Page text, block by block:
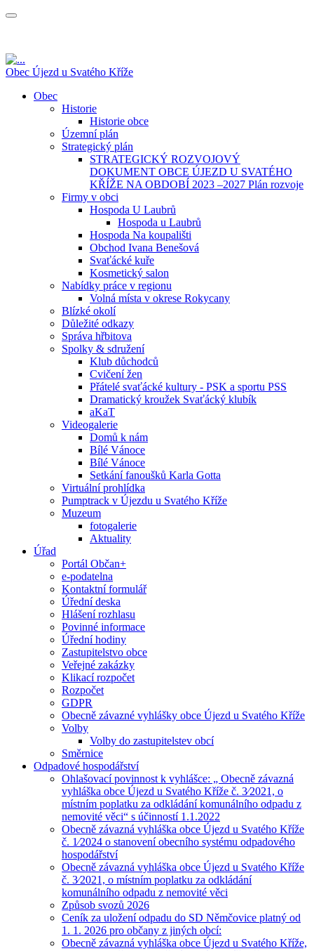
Obec Újezd u Svatého Kříže
Obec
Historie
Historie obce
Územní plán
Strategický plán
STRATEGICKÝ ROZVOJOVÝ
DOKUMENT OBCE ÚJEZD U SVATÉHO
KŘÍŽE NA OBDOBÍ 2023 –2027 Plán rozvoje
Firmy v obci
Hospoda U Laubrů
Hospoda u Laubrů
Hospoda Na koupališti
Obchod Ivana Benešová
Svaťácké kuře
Kosmetický salon
Nabídky práce v regionu
Volná místa v okrese Rokycany
Blízké okolí
Důležité odkazy
Správa hřbitova
Spolky & sdružení
Klub důchodců
Cvičení žen
Přátelé svaťácké kultury - PSK a sportu PSS
Dramatický kroužek Svaťácký klubík
aKaT
Videogalerie
Domů k nám
Bílé Vánoce
Bílé Vánoce
Setkání fanoušků Karla Gotta
Virtuální prohlídka
Pumptrack v Újezdu u Svatého Kříže
Muzeum
fotogalerie
Aktuality
Úřad
Portál Občan+
e-podatelna
Kontaktní formulář
Úřední deska
Hlášení rozhlasu
Povinné informace
Úřední hodiny
Zastupitelstvo obce
Veřejné zakázky
Klikací rozpočet
Rozpočet
GDPR
Obecně závazné vyhlášky obce Újezd u Svatého Kříže
Volby
Volby do zastupitelstev obcí
Směrnice
Odpadové hospodářství
Ohlašovací povinnost k vyhlášce: „ Obecně závazná
vyhláška obce Újezd u Svatého Kříže č. 3⁄2021, o
místním poplatku za odkládání komunálního odpadu z
nemovité věci“ s účinností 1.1.2022
Obecně závazná vyhláška obce Újezd u Svatého Kříže
č. 1⁄2024 o stanovení obecního systému odpadového
hospodářství
Obecně závazná vyhláška obce Újezd u Svatého Kříže
č. 3⁄2021, o místním poplatku za odkládání
komunálního odpadu z nemovité věci
Způsob svozů 2026
Ceník za uložení odpadu do SD Němčovice platný od
1. 1. 2026 pro občany z jiných obcí:
Obecně závazná vyhláška obce Újezd u Svatého Kříže,